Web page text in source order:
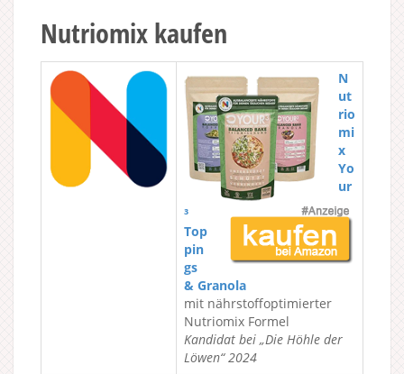
Nutriomix kaufen
N
ut
rio
mi
x
Yo
ur
³
Top
pin
gs
& Granola
mit nährstoffoptimierter
Nutriomix Formel
Kandidat bei „Die Höhle der
Löwen“ 2024